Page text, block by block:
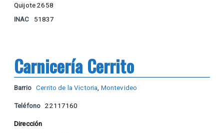
Quijote 2658
INAC
51837
Carnicería Cerrito
Barrio Cerrito de la Victoria Montevideo
Teléfono 22117160
Dirección